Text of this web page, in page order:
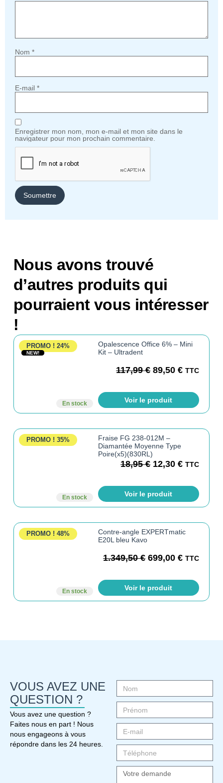
Nom *
E-mail *
Enregistrer mon nom, mon e-mail et mon site dans le
navigateur pour mon prochain commentaire.
Nous avons trouvé
d’autres produits qui
pourraient vous intéresser
!
PROMO ! 24%
NEW!
En stock
Opalescence Office 6% – Mini
Kit – Ultradent
117,99€ 89,50€ TTC
Voir le produit
PROMO ! 35%
En stock
Fraise FG 238-012M –
Diamantée Moyenne Type
Poire(x5)(830RL)
18,95€ 12,30€ TTC
Voir le produit
PROMO ! 48%
En stock
Contre-angle EXPERTmatic
E20L bleu Kavo
1.349,50€ 699,00€ TTC
Voir le produit
VOUS AVEZ UNE
QUESTION ?
Vous avez une question ?
Faites nous en part ! Nous
nous engageons à vous
répondre dans les 24 heures.